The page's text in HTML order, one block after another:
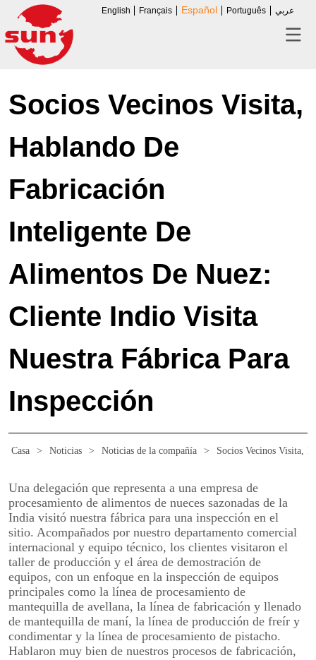
English Français Español Português عربي
Socios Vecinos Visita,
Hablando De
Fabricación
Inteligente De
Alimentos De Nuez:
Cliente Indio Visita
Nuestra Fábrica Para
Inspección
Casa > Noticias > Noticias de la compañía > Socios Vecinos Visita,